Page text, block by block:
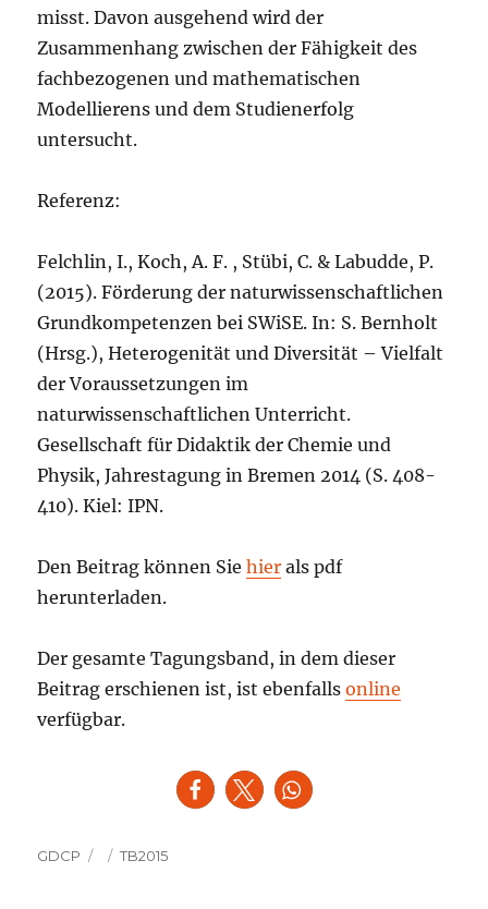
misst. Davon ausgehend wird der
Zusammenhang zwischen der Fähigkeit des
fachbezogenen und mathematischen
Modellierens und dem Studienerfolg
untersucht.
Referenz:
Felchlin, I., Koch, A. F. , Stübi, C. & Labudde, P.
(2015). Förderung der naturwissenschaftlichen
Grundkompetenzen bei SWiSE. In: S. Bernholt
(Hrsg.), Heterogenität und Diversität – Vielfalt
der Voraussetzungen im
naturwissenschaftlichen Unterricht.
Gesellschaft für Didaktik der Chemie und
Physik, Jahrestagung in Bremen 2014 (S. 408-
410). Kiel: IPN.
Den Beitrag können Siehier als pdf
herunterladen.
Der gesamte Tagungsband, in dem dieser
Beitrag erschienen ist, ist ebenfallsonline
verfügbar.
Autor
GDCP
Veröffentlicht
Kategorien
TB2015